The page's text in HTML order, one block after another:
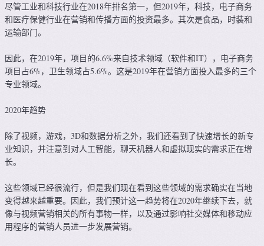
尽管工业和科技行业在2018年排名第一，但2019年，科技，电子商务
和医疗保健行业在营销和传播方面的投资最多。其次是食品，时装和
运输部门。
因此，在2019年，项目的6.6%来自技术领域（软件和IT），电子商务
项目占6%，卫生领域占5.6%。这是2019年在营销方面投入最多的三个
专业领域。
2020年趋势
除了视频，游戏，3D和数据分析之外，我们还看到了快速增长的新专
业知识，并注意到对人工智能，聊天机器人和虚拟现实的需求正在增
长。
这些领域已经很流行，但是我们现在看到这些领域的需求确实在当地
变得越来越重要。因此，我们预计这一趋势将在2020年继续下去，就
像与视频营销相关的所有事物一样，以及通过影响社交媒体和移动应
用程序的营销人员进一步发展营销。